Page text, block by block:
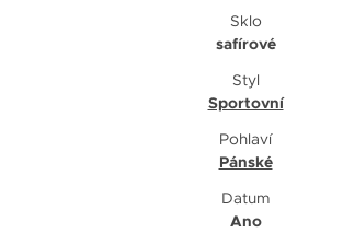
Sklo
safírové
Styl
Sportovní
Pohlaví
Pánské
Datum
Ano